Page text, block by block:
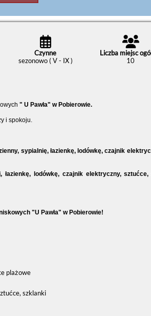
Czynne
sezonowo ( V - IX )
Liczba miejsc
10
" U Pawła" w Pobierowie.
i spokoju.
sypialnię, łazienkę, lodówkę, czajnik
łazienkę, lodówkę, czajnik elektryczny,
"U Pawła" w Pobierowie!
plażowe
szklanki